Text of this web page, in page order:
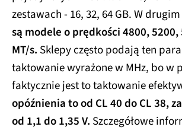
zestawach - 16, 32, 64 GB. W
są modele o prędkości 4800,
MT/s. Sklepy często podają ten
taktowanie wyrażone w MHz, bo w
faktycznie jest to taktowanie
opóźnienia to od CL 40 do CL 38,
od 1,1 do 1,35 V. Szczegółowe